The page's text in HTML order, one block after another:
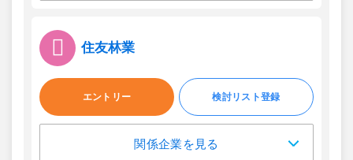
住友林業
エントリー 検討リスト登録
関係企業を見る